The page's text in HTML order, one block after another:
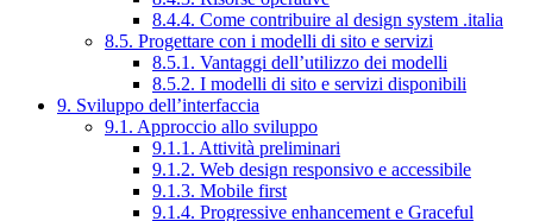
8.4.4. Come contribuire al design system .italia
8.5. Progettare con i modelli di sito e servizi
8.5.1. Vantaggi dell’utilizzo dei modelli
8.5.2. I modelli di sito e servizi disponibili
9. Sviluppo dell’interfaccia
9.1. Approccio allo sviluppo
9.1.1. Attività preliminari
9.1.2. Web design responsivo e accessibile
9.1.3. Mobile first
9.1.4. Progressive enhancement e Graceful